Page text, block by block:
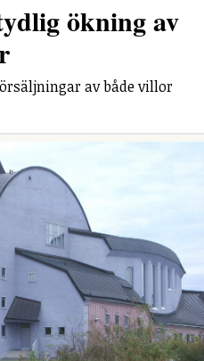
ökning av
av både villor